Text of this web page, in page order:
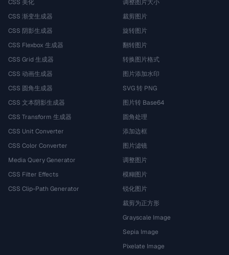
CSS 美化
CSS 渐变生成器
CSS 阴影生成器
CSS Flexbox 生成器
CSS Grid 生成器
CSS 动画生成器
CSS 圆角生成器
CSS 文本阴影生成器
CSS Transform 生成器
CSS Unit Converter
CSS Color Converter
Media Query Generator
CSS Filter Effects
CSS Clip-Path Generator
调整图片大小
裁剪图片
旋转图片
翻转图片
转换图片格式
图片添加水印
SVG 转 PNG
图片转 Base64
圆角处理
添加边框
图片滤镜
调整图片
模糊图片
锐化图片
裁剪为正方形
Grayscale Image
Sepia Image
Pixelate Image